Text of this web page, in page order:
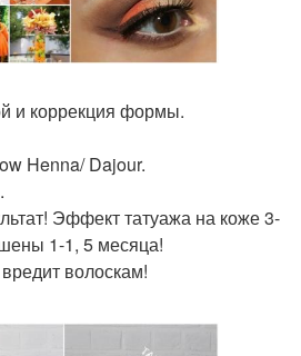
и коррекция формы.
Henna/ Dajour.
Эффект татуажа на коже 3-
1-1, 5 месяца!
волоскам!